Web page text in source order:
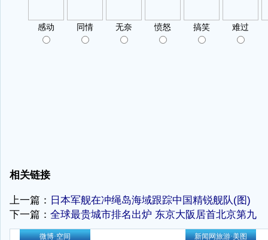
相关链接
上一篇： 日本军舰在冲绳岛海域跟踪中国精锐舰队(图)
下一篇： 全球最贵城市排名出炉 东京大阪居首北京第九